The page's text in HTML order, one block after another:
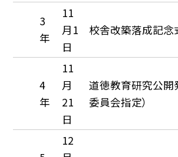
3
年
11
月1
日
校舎改築落成記念
4
年
11
月
21
日
道徳教育研究公開
委員会指定）
12